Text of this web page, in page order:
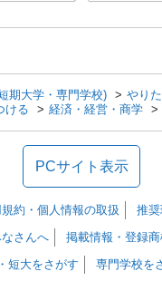
期大学・専門学校)
やり
ける
経済・経営・商学
PCサイト表示
約・個人情報の取扱 推
さんへ
掲載情報・登録
短大をさがす
専門学校を